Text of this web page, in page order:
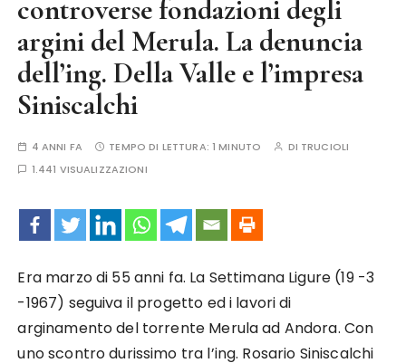
controverse fondazioni degli
argini del Merula. La denuncia
dell’ing. Della Valle e l’impresa
Siniscalchi
4 ANNI FA TEMPO DI LETTURA:1 MINUTO DI TRUCIOLI
1.441 VISUALIZZAZIONI
Era marzo di 55 anni fa. La Settimana Ligure (19 -3
-1967) seguiva il progetto ed i lavori di
arginamento del torrente Merula ad Andora. Con
uno scontro durissimo tra l’ing. Rosario Siniscalchi